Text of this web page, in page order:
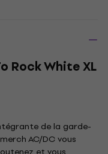
Rock White XL
de la garde-
AC/DC vous